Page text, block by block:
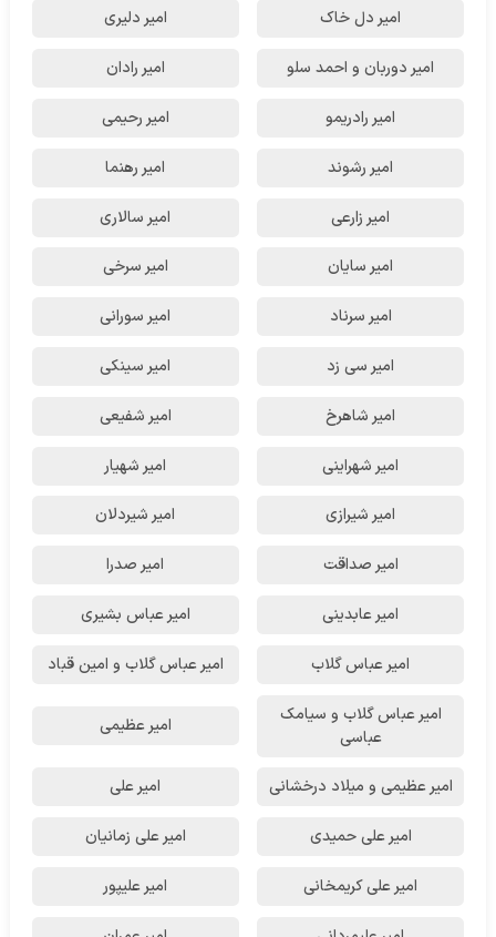
امیر دل خاک امیر دلیری
امیر دوربان و احمد سلو امیر رادان
امیر رادریمو امیر رحیمی
امیر رشوند امیر رهنما
امیر زارعی امیر سالاری
امیر سایان امیر سرخی
امیر سرناد امیر سورانی
امیر سی زد امیر سینکی
امیر شاهرخ امیر شفیعی
امیر شهراینی امیر شهیار
امیر شیرازی امیر شیردلان
امیر صداقت امیر صدرا
امیر عابدینی امیر عباس بشیری
امیر عباس گلاب امیر عباس گلاب و امین قباد
امیر عباس گلاب و سیامک
عباسی
امیر عظیمی
امیر عظیمی و میلاد درخشانی امیر علی
امیر علی حمیدی امیر علی زمانیان
امیر علی کریمخانی امیر علیپور